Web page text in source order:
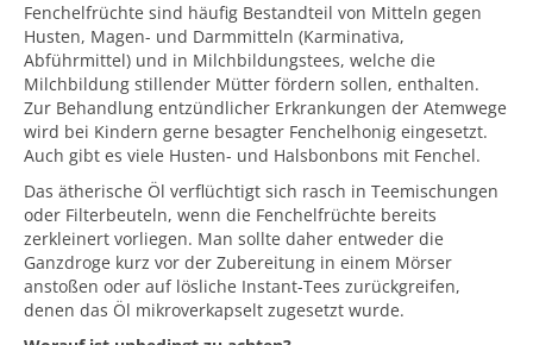
Fenchelfrüchte sind häufig Bestandteil von Mitteln gegen
Husten, Magen- und Darmmitteln (Karminativa,
Abführmittel) und in Milchbildungstees, welche die
Milchbildung stillender Mütter fördern sollen, enthalten.
Zur Behandlung entzündlicher Erkrankungen der Atemwege
wird bei Kindern gerne besagter Fenchelhonig eingesetzt.
Auch gibt es viele Husten- und Halsbonbons mit Fenchel.
Das ätherische Öl verflüchtigt sich rasch in Teemischungen
oder Filterbeuteln, wenn die Fenchelfrüchte bereits
zerkleinert vorliegen. Man sollte daher entweder die
Ganzdroge kurz vor der Zubereitung in einem Mörser
anstoßen oder auf lösliche Instant-Tees zurückgreifen,
denen das Öl mikroverkapselt zugesetzt wurde.